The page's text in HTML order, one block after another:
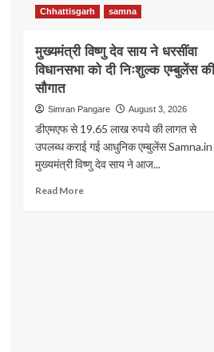
करने
तैयारी
छत्तीसगढ़
की
बड़ी
पहल,निराश्रित
संरक्षण
के
लिए
गौधाम
योजना
Chhattisgarh samna
मुख्यमंत्री विष्णु देव साय ने धरसींवा
विधानसभा को दी निःशुल्क एम्बुलेंस
सौगात
Simran Pangare August 3, 2026
डीएमएफ से 19.65 लाख रुपये की लागत से
उपलब्ध कराई गई आधुनिक एम्बुलेंस Samna.in
मुख्यमंत्री विष्णु देव साय ने आज...
Read MoreRead